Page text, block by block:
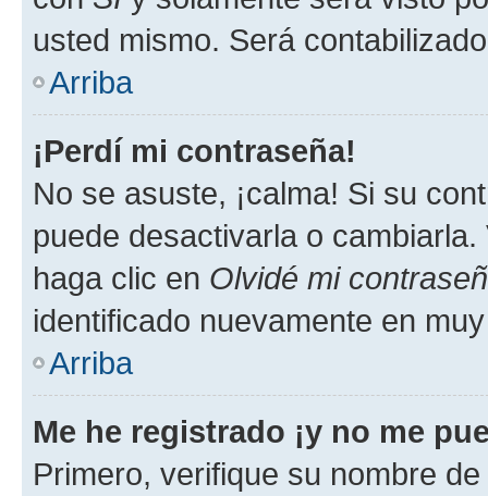
usted mismo. Será
Arriba
¡Perdí mi contraseña!
No se asuste, ¡calma! Si su
puede desactivarla o
haga clic en Olvidé mi
identificado nuevamente en
Arriba
Me he registrado ¡y no me
Primero, verifique su nombre